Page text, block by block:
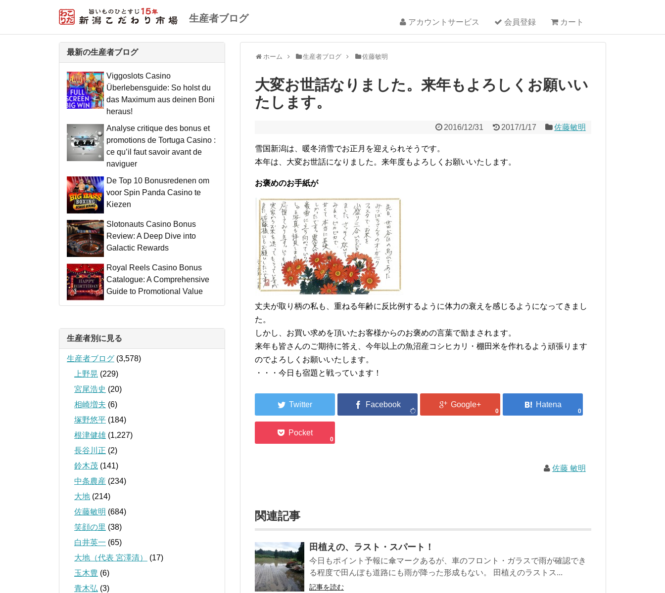
生産者ブログ アカウントサービス 会員登録 カート
ホーム 生産者ブログ 佐藤敏明
大変お世話なりました。来年もよろしくお願いい
たします。
2016/12/31 2017/1/17 佐藤敏明
雪国新潟は、暖冬消雪でお正月を迎えられそうです。
本年は、大変お世話になりました。来年度もよろしくお願いいたします。
お褒めのお手紙が
丈夫が取り柄の私も、重ねる年齢に反比例するように体力の衰えを感じるようになってきまし
た。
しかし、お買い求めを頂いたお客様からのお褒めの言葉で励まされます。
来年も皆さんのご期待に答え、今年以上の魚沼産コシヒカリ・棚田米を作れるよう頑張ります
のでよろしくお願いいたします。
・・・今日も宿題と戦っています！
0 0
0
佐藤 敏明
関連記事
田植えの、ラスト・スパート！
今日もポイント予報に傘マークあるが、車のフロント・ガラスで雨が確認でき
る程度で田んぼも道路にも雨が降った形成もない。 田植えのラストス...
記事を読む
最新の生産者ブログ
Viggoslots Casino
Überlebensguide: So holst du
das Maximum aus deinen Boni
heraus!
Analyse critique des bonus et
promotions de Tortuga Casino :
ce qu’il faut savoir avant de
naviguer
De Top 10 Bonusredenen om
voor Spin Panda Casino te
Kiezen
Slotonauts Casino Bonus
Review: A Deep Dive into
Galactic Rewards
Royal Reels Casino Bonus
Catalogue: A Comprehensive
Guide to Promotional Value
生産者別に見る
生産者ブログ (3,578)
上野晃 (229)
宮尾浩史 (20)
相崎増夫 (6)
塚野悠平 (184)
根津健雄 (1,227)
長谷川正 (2)
鈴木茂 (141)
中条農産 (234)
大地 (214)
佐藤敏明 (684)
笑顔の里 (38)
白井英一 (65)
大地（代表 宮澤清）
(17)
玉木豊 (6)
青木弘 (3)